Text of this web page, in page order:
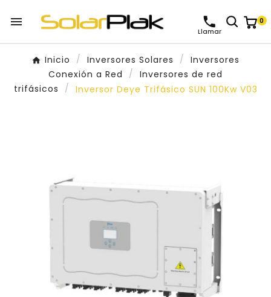

Llamar
0
Inicio Inversores Solares
Inversores
Conexión a Red
Inversores de red
trifásicos
Inversor Deye Trifásico SUN 100Kw V03